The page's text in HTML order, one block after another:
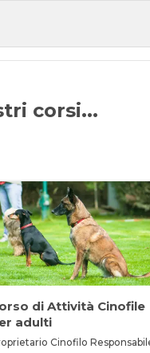
corsi...
di Attività Cinofile
adulti
Cinofilo